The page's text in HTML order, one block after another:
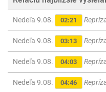
Nedeľa 9.08. 02:21
Nedeľa 9.08. 03:13
Nedeľa 9.08. 04:03
Nedeľa 9.08. 04:46